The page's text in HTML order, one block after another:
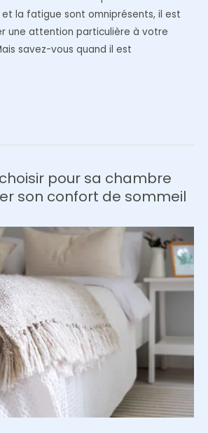
la fatigue sont omniprésents, il est
une attention particulière à votre
savez-vous quand il est
pour sa chambre
son confort de sommeil